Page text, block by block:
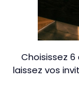
Choisissez
laissez vos